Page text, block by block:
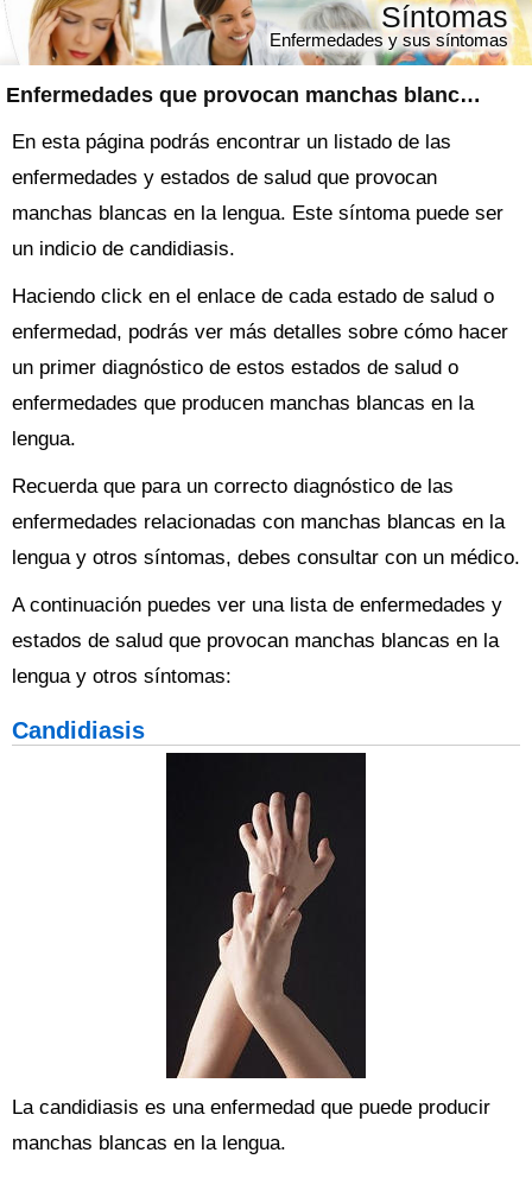
Enfermedades que provocan manchas blancas en la lengua
Síntomas
Enfermedades y sus síntomas
En esta página podrás encontrar un listado de las
enfermedades y estados de salud que provocan
manchas blancas en la lengua. Este síntoma puede ser
un indicio de candidiasis.
Haciendo click en el enlace de cada estado de salud o
enfermedad, podrás ver más detalles sobre cómo hacer
un primer diagnóstico de estos estados de salud o
enfermedades que producen manchas blancas en la
lengua.
Recuerda que para un correcto diagnóstico de las
enfermedades relacionadas con manchas blancas en la
lengua y otros síntomas, debes consultar con un médico.
A continuación puedes ver una lista de enfermedades y
estados de salud que provocan manchas blancas en la
lengua y otros síntomas:
Candidiasis
La candidiasis es una enfermedad que puede producir
manchas blancas en la lengua.